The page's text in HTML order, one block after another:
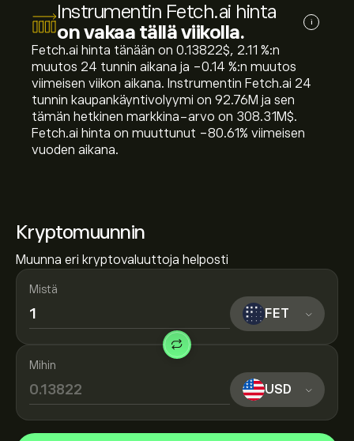
Kryptomuunnin
Muunna eri kryptovaluuttoja helposti
Mistä
FET
Mihin
USD
Instrumentin Fetch.ai hinta
on vakaa tällä viikolla.
i
Fetch.ai hinta tänään on 0.13822‎$‎, ‎2.11‎ %:n
muutos 24 tunnin aikana ja ‎-0.14‎ %:n muutos
viimeisen viikon aikana. Instrumentin Fetch.ai 24
tunnin kaupankäyntivolyymi on 92.76M ja sen
tämän hetkinen markkina-arvo on 308.31M‎$‎.
Fetch.ai hinta on muuttunut ‎-80.61‎% viimeisen
vuoden aikana.